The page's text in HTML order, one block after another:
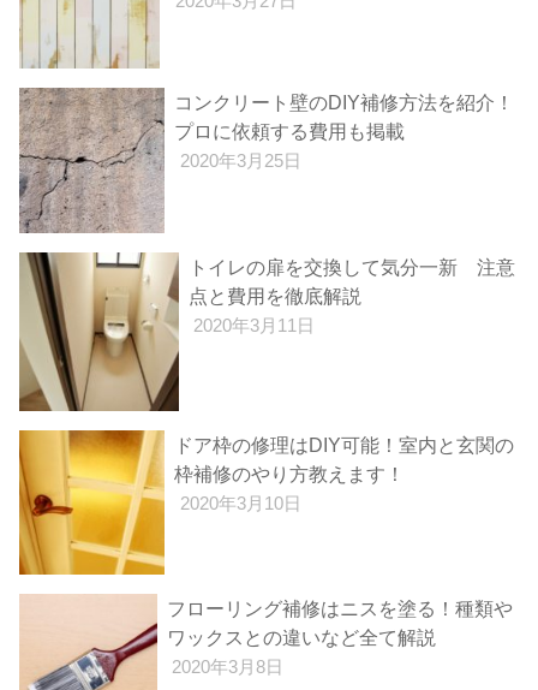
コンクリート壁のDIY補修方法を紹介！
プロに依頼する費用も掲載
2020年3月25日
トイレの扉を交換して気分一新 注意
点と費用を徹底解説
2020年3月11日
ドア枠の修理はDIY可能！室内と玄関の
枠補修のやり方教えます！
2020年3月10日
フローリング補修はニスを塗る！種類や
ワックスとの違いなど全て解説
2020年3月8日